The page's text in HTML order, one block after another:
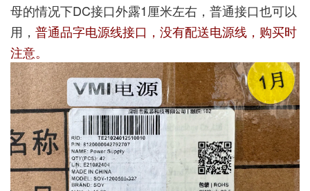
母的情况下DC接口外露1厘米左右，普通接口也可以
用， 普通品字电源线接口，没有配送电源线，购买时
注意。